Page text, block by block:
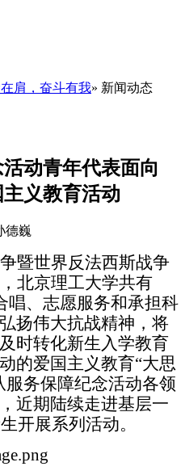
肩，奋斗有我» 新闻动态
动青年代表面向
义教育活动
德巍
暨世界反法西斯战争
北京理工大学共有
唱、志愿服务和承担科
扬伟大抗战精神， 将
时转化新生入学教育
的爱国主义教育“大思
服务保障纪念活动各领
， 近期陆续走进基层一
开展系列活动。